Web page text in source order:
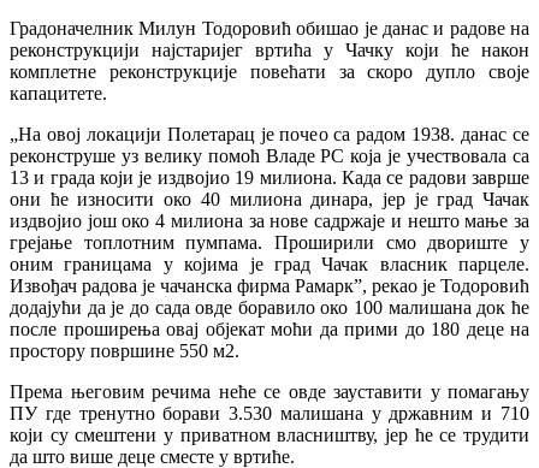
Градоначелник Милун Тодоровић обишао је данас и радове на
реконструкцији најстаријег вртића у Чачку који ће након
комплетне реконструкције повећати за скоро дупло своје
капацитете.
„На овој локацији Полетарац је почео са радом 1938. данас се
реконструше уз велику помоћ Владе РС која је учествовала са
13 и града који је издвојио 19 милиона. Када се радови заврше
они ће износити око 40 милиона динара, јер је град Чачак
издвојио још око 4 милиона за нове садржаје и нешто мање за
грејање топлотним пумпама. Проширили смо двориште у
оним границама у којима је град Чачак власник парцеле.
Извођач радова је чачанска фирма Рамарк”, рекао је Тодоровић
додајући да је до сада овде боравило око 100 малишана док ће
после проширења овај објекат моћи да прими до 180 деце на
простору површине 550 м2.
Према његовим речима неће се овде зауставити у помагању
ПУ где тренутно борави 3.530 малишана у државним и 710
који су смештени у приватном власништву, јер ће се трудити
да што више деце сместе у вртиће.